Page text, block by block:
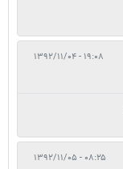
۱۹:۰۸ - ۱۳۹۲/۱۱/۰۴
۰۸:۲۵ - ۱۳۹۲/۱۱/۰۵